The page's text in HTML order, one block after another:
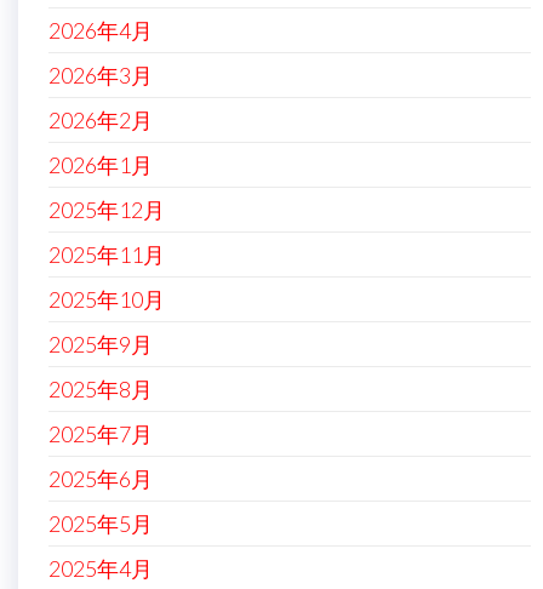
2026年4月
2026年3月
2026年2月
2026年1月
2025年12月
2025年11月
2025年10月
2025年9月
2025年8月
2025年7月
2025年6月
2025年5月
2025年4月